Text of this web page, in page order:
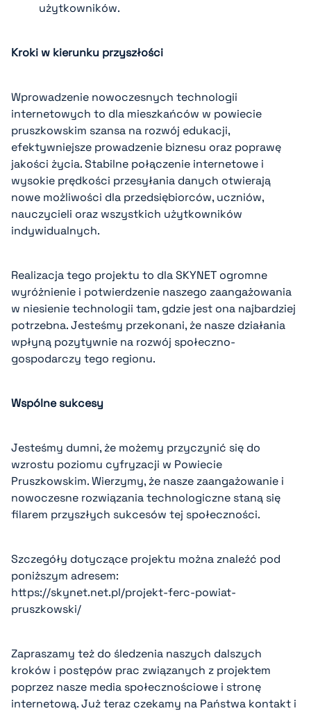
użytkowników.
Kroki w kierunku przyszłości
Wprowadzenie nowoczesnych technologii
internetowych to dla mieszkańców w powiecie
pruszkowskim szansa na rozwój edukacji,
efektywniejsze prowadzenie biznesu oraz poprawę
jakości życia. Stabilne połączenie internetowe i
wysokie prędkości przesyłania danych otwierają
nowe możliwości dla przedsiębiorców, uczniów,
nauczycieli oraz wszystkich użytkowników
indywidualnych.
Realizacja tego projektu to dla SKYNET ogromne
wyróżnienie i potwierdzenie naszego zaangażowania
w niesienie technologii tam, gdzie jest ona najbardziej
potrzebna. Jesteśmy przekonani, że nasze działania
wpłyną pozytywnie na rozwój społeczno-
gospodarczy tego regionu.
Wspólne sukcesy
Jesteśmy dumni, że możemy przyczynić się do
wzrostu poziomu cyfryzacji w Powiecie
Pruszkowskim. Wierzymy, że nasze zaangażowanie i
nowoczesne rozwiązania technologiczne staną się
filarem przyszłych sukcesów tej społeczności.
Szczegóły dotyczące projektu można znaleźć pod
poniższym adresem:
https://skynet.net.pl/projekt-ferc-powiat-
pruszkowski/
Zapraszamy też do śledzenia naszych dalszych
kroków i postępów prac związanych z projektem
poprzez nasze media społecznościowe i stronę
internetową. Już teraz czekamy na Państwa kontakt i